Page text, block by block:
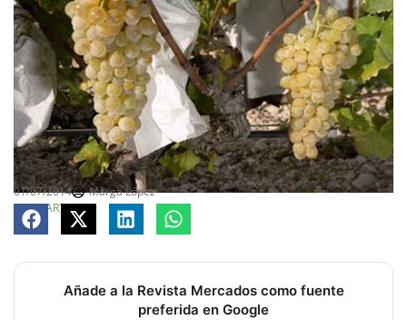
01/07/2014
Marga López
COMPARTE
Añade a la Revista Mercados como fuente
preferida en Google